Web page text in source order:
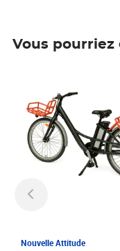
Vous
Nouvelle Attitude